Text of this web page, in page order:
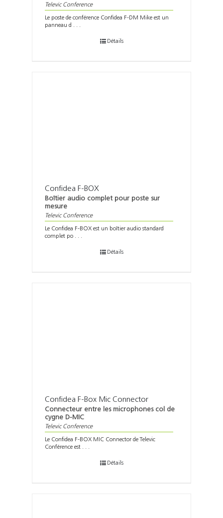
Televic Conference
Le poste de conférence Confidea F-DM Mike est un
panneau d . . .
Détails
Confidea F-BOX
Boîtier audio complet pour poste sur
mesure
Televic Conference
Le Confidea F-BOX est un boîtier audio standard
complet po . . .
Détails
Confidea F-Box Mic Connector
Connecteur entre les microphones col de
cygne D-MIC
Televic Conference
Le Confidea F-BOX MIC Connector de Televic
Conférence est . . .
Détails